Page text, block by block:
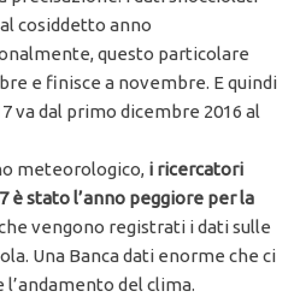
cosiddetto anno
questo particolare
e finisce a novembre. E quindi
va dal primo dicembre 2016 al
meteorologico, i ricercatori
è stato l’anno peggiore per la
che vengono registrati i dati sulle
Una Banca dati enorme che ci
del clima.